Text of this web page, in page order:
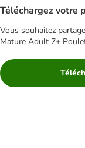
Téléchargez votre
Vous souhaitez
Mature Adult 7+